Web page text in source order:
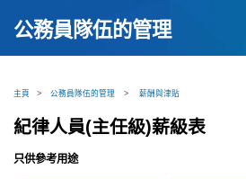
公務員隊伍的管理
主頁 > 公務員隊伍的管理 > 薪酬與津貼
紀律人員(主任級)薪級表
只供參考用途